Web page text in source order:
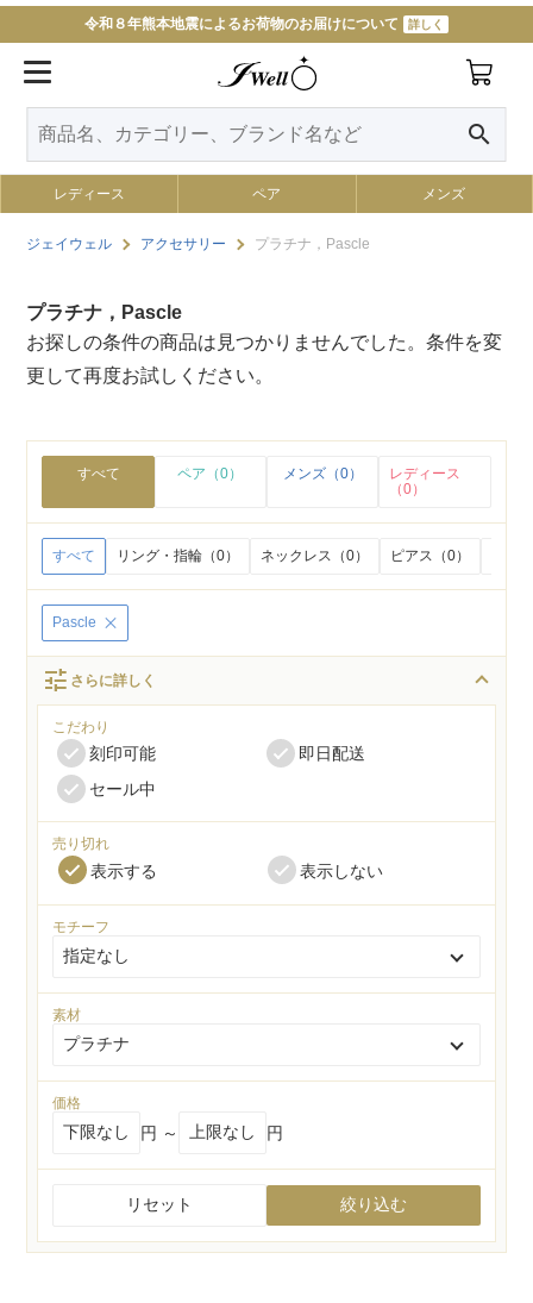
令和８年熊本地震によるお荷物のお届けについて 詳しく
search
レディース ペア メンズ
ジェイウェル アクセサリー プラチナ，Pascle
プラチナ，Pascle
お探しの条件の商品は見つかりませんでした。条件を変
更して再度お試しください。
すべて ペア（0） メンズ（0）
レディース
（0）
すべて リング・指輪（0） ネックレス（0） ピアス（0）
Pascle
tune さらに詳しく
こだわり
刻印可能
即日配送
セール中
売り切れ
表示する 表示しない
モチーフ
素材
価格
円 ～ 円
リセット 絞り込む